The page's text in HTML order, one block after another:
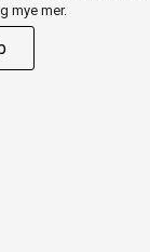
mye mer.